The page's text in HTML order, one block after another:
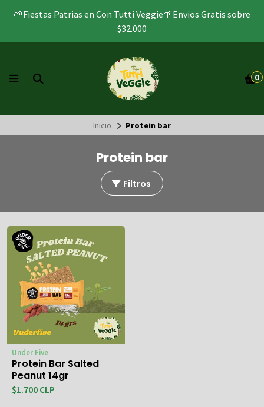
🌱Fiestas Patrias en Con Tutti Veggie🌱Envios Gratis sobre
$32.000
0
Inicio Protein bar
Protein bar
Filtros
Under Five
Protein Bar Salted
Peanut 14gr
$1.700 CLP